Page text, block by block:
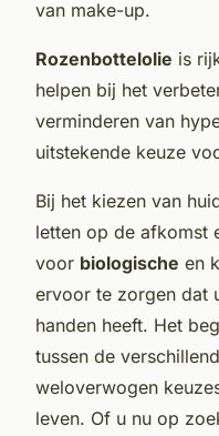
van make-up.
Rozenbottelolie is
helpen bij het
verminderen van
uitstekende keuze
Bij het kiezen van
letten op de afkomst
voor biologische en
ervoor te zorgen dat
handen heeft. Het
tussen de
weloverwogen
leven. Of u nu op